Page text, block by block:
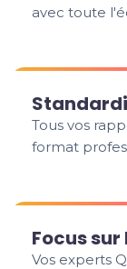
avec toute
Tous vos
format
Focus
Vos experts